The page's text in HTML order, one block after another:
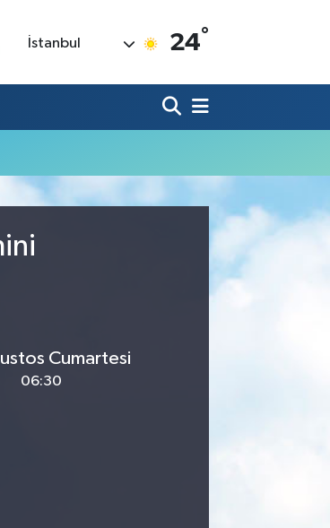
İstanbul 24°
Cumartesi
06:30